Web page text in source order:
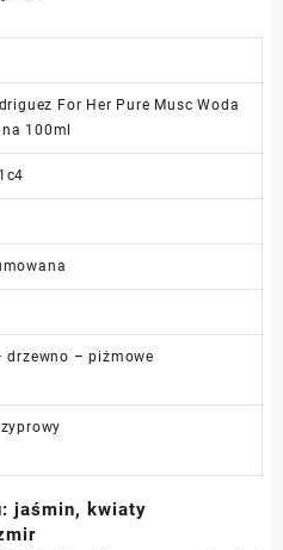
For Her Pure Musc Woda
100ml
drzewno – piżmowe
jaśmin, kwiaty